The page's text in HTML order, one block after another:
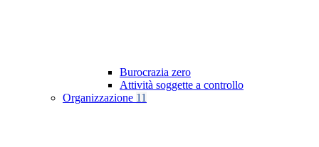
Burocrazia zero
Attività soggette a controllo
Organizzazione 11